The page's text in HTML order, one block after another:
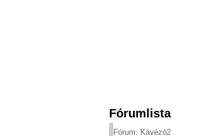
Fórumlista
Fórum: Kávézó2